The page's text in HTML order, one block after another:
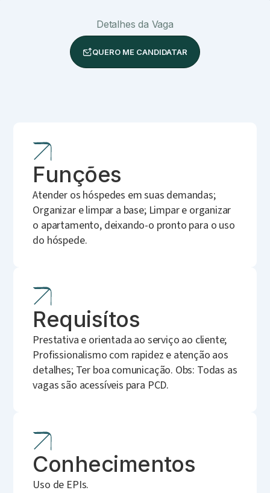
Detalhes da Vaga
QUERO ME CANDIDATAR
Funções
Atender os hóspedes em suas demandas;
Organizar e limpar a base; Limpar e organizar
o apartamento, deixando-o pronto para o uso
do hóspede.
Requisítos
Prestativa e orientada ao serviço ao cliente;
Profissionalismo com rapidez e atenção aos
detalhes; Ter boa comunicação. Obs: Todas as
vagas são acessíveis para PCD.
Conhecimentos
Uso de EPIs.